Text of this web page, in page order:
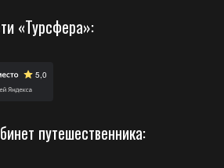
«Турсфера»:
путешественника: